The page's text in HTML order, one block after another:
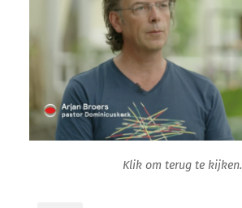
Klik om terug te kijken.